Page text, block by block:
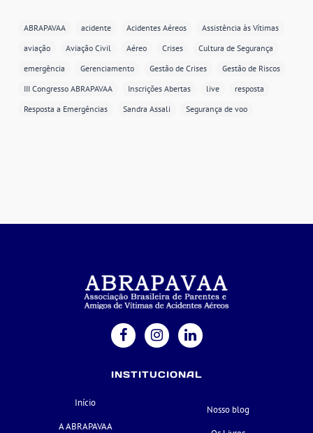
ABRAPAVAA acidente Acidentes Aéreos
Assistência às Vítimas
aviação
Aviação Civil Aéreo Crises
Cultura de Segurança
emergência
Gerenciamento Gestão de Crises
Gestão de Riscos
III Congresso ABRAPAVAA
Inscrições Abertas live
resposta
Resposta a Emergências
Sandra Assali Segurança de voo
INSTITUCIONAL
Início
A ABRAPAVAA
Nosso blog